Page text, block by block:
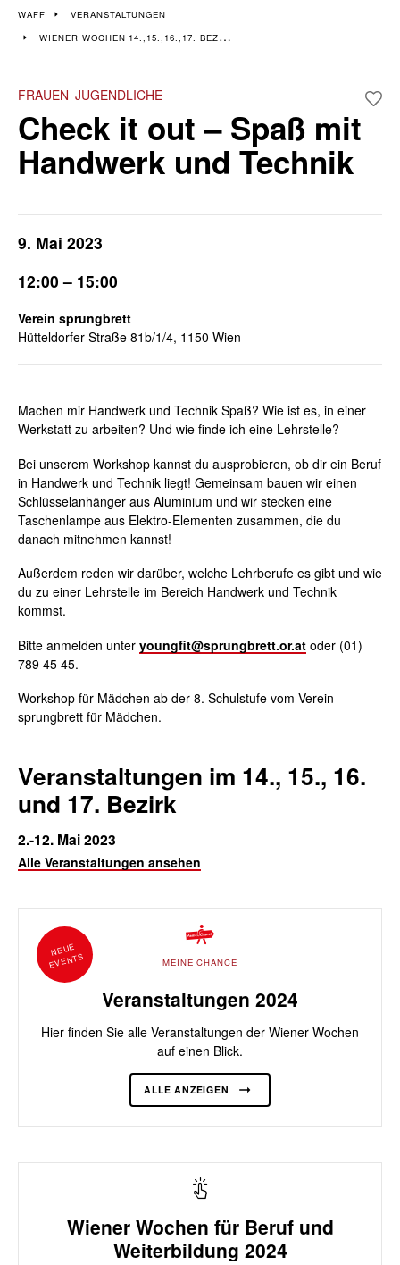
Veranstaltungen im 14.,
Wiener Wochen für Beruf und Weiterbildung I 8. April - 19. April
WAFF
VERANSTALTUNGEN
WIENER WOCHEN 14.,15.,16.,17. BEZIRK
FRAUEN JUGENDLICHE
Check it out – Spaß mit
Handwerk und Technik
9. Mai 2023
12:00 – 15:00
Verein sprungbrett
Hütteldorfer Straße 81b/1/4, 1150 Wien
Machen mir Handwerk und Technik Spaß? Wie ist es, in einer
Werkstatt zu arbeiten? Und wie finde ich eine Lehrstelle?
Bei unserem Workshop kannst du ausprobieren, ob dir ein Beruf
in Handwerk und Technik liegt! Gemeinsam bauen wir einen
Schlüsselanhänger aus Aluminium und wir stecken eine
Taschenlampe aus Elektro-Elementen zusammen, die du
danach mitnehmen kannst!
Außerdem reden wir darüber, welche Lehrberufe es gibt und wie
du zu einer Lehrstelle im Bereich Handwerk und Technik
kommst.
Bitte anmelden unter youngfit@sprungbrett.or.at oder (01)
789 45 45.
Workshop für Mädchen ab der 8. Schulstufe vom Verein
sprungbrett für Mädchen.
Veranstaltungen im 14., 15., 16.
und 17. Bezirk
2.-12. Mai 2023
Alle Veranstaltungen ansehen
MEINE CHANCE
Veranstaltungen 2024
Hier finden Sie alle Veranstaltungen der Wiener Wochen
auf einen Blick.
ALLE ANZEIGEN
NEUE
EVENTS
Wiener Wochen für Beruf und
Weiterbildung 2024